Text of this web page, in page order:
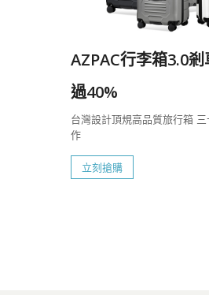
AZPAC行李箱3.0
過40%
台灣設計頂規高品質旅行箱
作
立刻搶購